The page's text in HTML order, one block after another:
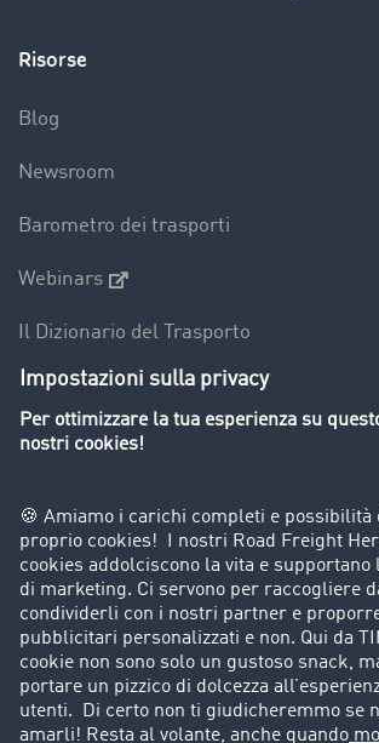
Risorse
Blog
Newsroom
Barometro dei trasporti
Webinars
Il Dizionario del Trasporto
Panoramica della borsa di carichi
Divieti di circolazione per mezzi pesanti
Azienda
Porta un nuovo cliente
Storie di successo
Informazioni legali
Note legali